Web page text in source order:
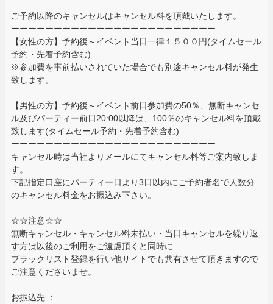
ご予約以降のキャンセルはキャンセル料を頂戴いたします。
ーーーーーーーーーーーーーーーーーーーーーーーー
【女性の方】予約後～イベント当日一律１５００円(タイムセール
予約・先着予約含む)
※参加費を事前払いされていた場合でも別途キャンセル料が発生
致します。
【男性の方】予約後～イベント前日参加費の50％、無断キャンセ
ル及びパーティー前日20:00以降は、100％のキャンセル料を頂戴
致します(タイムセール予約・先着予約含む)
ーーーーーーーーーーーーーーーーーーーーーーーー
キャンセル時は当社よりメールにてキャンセル料等ご案内致しま
す。
下記指定口座にパーティー日より3日以内にご予約者名で人数分
のキャンセル料金をお振込み下さい。
☆☆注意☆☆
無断キャンセル・キャンセル料未払い・当日キャンセルを繰り返
す方は以後のご利用をご遠慮頂くと同時に
ブラックリスト登録を行い他サイトでも共有させて頂きますので
ご注意くださいませ。
お振込先 ：